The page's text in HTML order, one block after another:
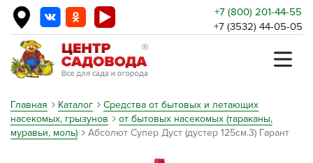
+7 (800) 201-44-55
+7 (3532) 44-05-05
Главная Каталог
Средства от бытовых и летающих
насекомых, грызунов
от бытовых насекомых (тараканы,
муравьи, моль)
Абсолют Супер Дуст (дустер 125см.3) Гарант